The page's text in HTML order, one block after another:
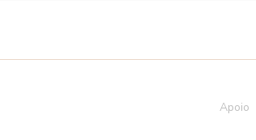
Apoio